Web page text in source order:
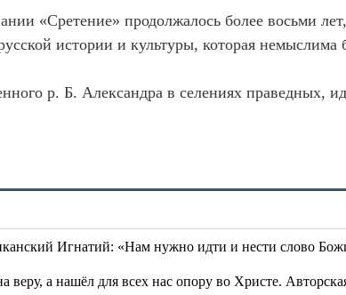
«Сретение» продолжалось более восьми
истории и культуры, которая немыслима
р. Б. Александра в селениях праведных,
Игнатий: «Нам нужно идти и нести слово
а нашёл для всех нас опору во Христе.